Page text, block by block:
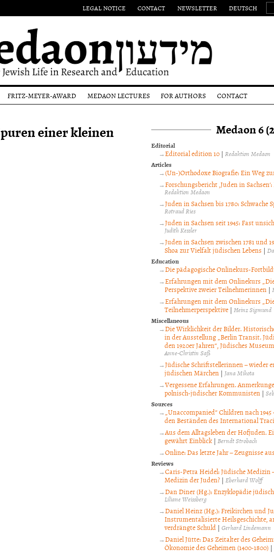
LEGAL NOTICE CONTACT NEWSLETTER DEUTSCH
FRITZ-MEYER-AWARD
Award-
MEDAON LECTURES
FOR AUTHORS
Guidelines
Editorial
process
and peer
Copyright
notice
CONTACT
Newsletter
einer kleinen Medaon 6
Editorial
Editorial edition 10 |Redaktion Medaon
Articles
(Un-)Orthodoxe Biografie: Ein Weg
Forschungsbericht ‚Juden in
Redaktion Medaon
Juden in Sachsen bis 1780:
Rotraud Ries
Juden in Sachsen seit 1945: Fast
Judith Kessler
Juden in Sachsen zwischen 1781 und
Shoa zur Vielfalt jüdischen Lebens |
Education
Die pädagogische Onlinekurs-
Erfahrungen mit dem Onlinekurs
Perspektive zweier Teilnehmerinnen|
Erfahrungen mit dem Onlinekurs
Teilnehmerperspektive| Heinz Sigmund
Miscellaneous
Die Wirklichkeit der Bilder.
in der Ausstellung „Berlin Transit.
den 1920er Jahren“, Jüdisches
Anne-Christin Saß
Jüdische Schriftstellerinnen – wieder
jüdischen Märchen| Jana Mikota
Vergessene Erfahrungen.
polnisch-jüdischer Kommunisten|
Sources
„Unaccompanied“ Children nach
den Beständen des International
Aus dem Alltagsleben der Hofjuden.
gewährt Einblick| Berndt Strobach
Online: Das letzte Jahr – Zeugnisse
Reviews
Caris-Petra Heidel: Jüdische Medizin
Medizin der Juden?| Eberhard Wolff
Dan Diner (Hg.): Enzyklopädie
Liliane Weissberg
Daniel Heinz (Hg.): Freikirchen und
Instrumentalisierte Heilsgeschichte,
verdrängte Schuld| Gerhard Lindemann
Daniel Jütte: Das Zeitalter des
Ökonomie des Geheimen (1400-1800)|